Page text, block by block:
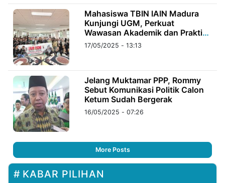
Mahasiswa TBIN IAIN Madura
Kunjungi UGM, Perkuat
Wawasan Akademik dan Praktik
Jurnalistik
17/05/2025 - 13:13
Jelang Muktamar PPP, Rommy
Sebut Komunikasi Politik Calon
Ketum Sudah Bergerak
16/05/2025 - 07:26
More Posts
KABAR PILIHAN